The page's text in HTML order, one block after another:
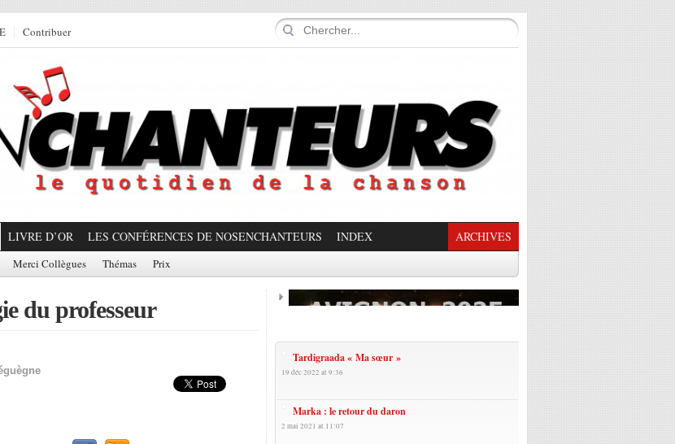
Contribuer
LIVRE D’OR LES CONFÉRENCES DE NOSENCHANTEURS INDEX ARCHIVES
Merci Collègues Thémas Prix
du professeur
Tardigraada « Ma sœur »
19 déc 2022 at 9:36
Marka : le retour du daron
2 mai 2021 at 11:07